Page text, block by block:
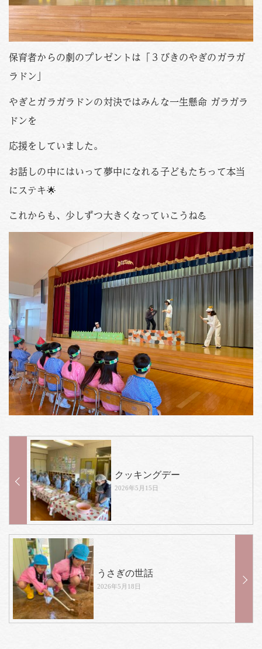
保育者からの劇のプレゼントは「３びきのやぎのガラガ
ラドン」
やぎとガラガラドンの対決ではみんな一生懸命 ガラガラ
ドンを
応援をしていました。
お話しの中にはいって夢中になれる子どもたちって本当
にステキ🌟
これからも、少しずつ大きくなっていこうね💪
クッキングデー
2026年5月15日
うさぎの世話
2026年5月18日